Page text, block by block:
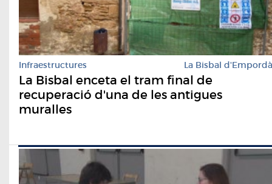
Infraestructures La Bisbal d'Empordà
La Bisbal enceta el tram final de
recuperació d'una de les antigues
muralles